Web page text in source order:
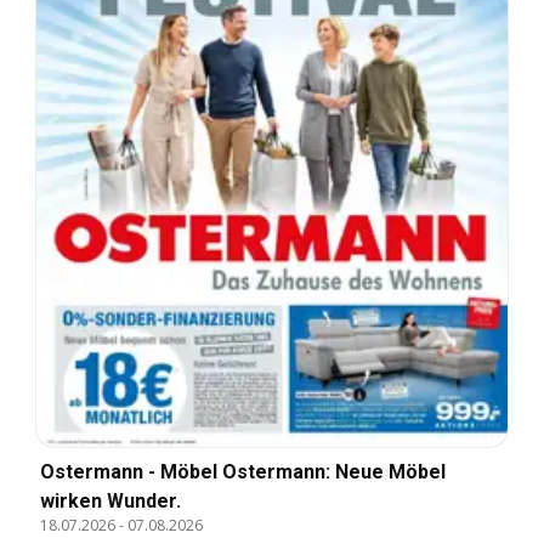
Ostermann - Möbel Ostermann: Neue Möbel
wirken Wunder.
18.07.2026- 07.08.2026